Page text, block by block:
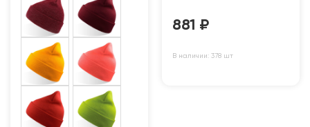
881 ₽
В наличии: 378 шт